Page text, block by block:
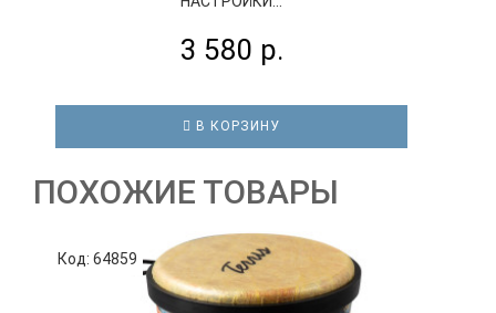
3 580 р.
В КОРЗИНУ
ПОХОЖИЕ ТОВАРЫ
Код: 64859